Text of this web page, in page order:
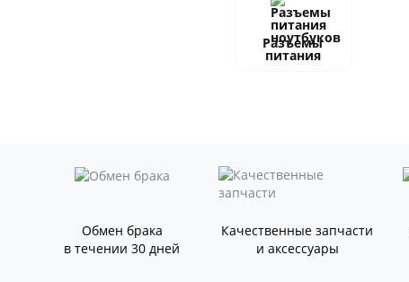
Разъемы
питания
Обмен брака
в течении 30 дней
Качественные запчасти
и аксессуары